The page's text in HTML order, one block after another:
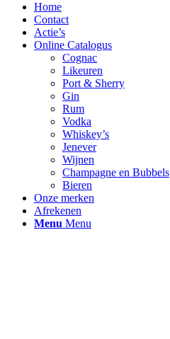
Home
Contact
Actie’s
Online Catalogus
Cognac
Likeuren
Port & Sherry
Gin
Rum
Vodka
Whiskey’s
Jenever
Wijnen
Champagne en Bubbels
Bieren
Onze merken
Afrekenen
Menu Menu